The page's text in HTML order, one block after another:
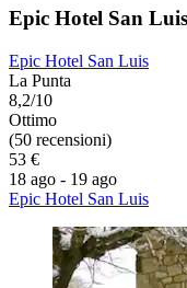
Epic Hotel San Luis
Epic Hotel San Luis
La Punta
8,2/10
Ottimo
(50 recensioni)
53 €
18 ago - 19 ago
Epic Hotel San Luis